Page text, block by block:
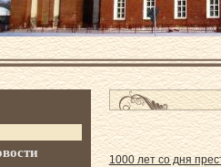
1000 лет со дня